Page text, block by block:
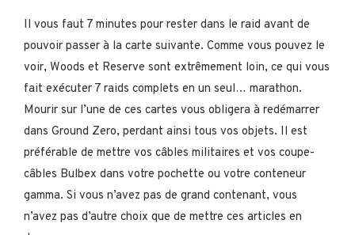
Il vous faut 7 minutes pour rester dans le raid avant de
pouvoir passer à la carte suivante. Comme vous pouvez le
voir, Woods et Reserve sont extrêmement loin, ce qui vous
fait exécuter 7 raids complets en un seul… marathon.
Mourir sur l’une de ces cartes vous obligera à redémarrer
dans Ground Zero, perdant ainsi tous vos objets. Il est
préférable de mettre vos câbles militaires et vos coupe-
câbles Bulbex dans votre pochette ou votre conteneur
gamma. Si vous n’avez pas de grand contenant, vous
n’avez pas d’autre choix que de mettre ces articles en